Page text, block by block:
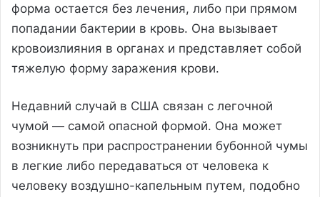
форма остается без лечения, либо при прямом
попадании бактерии в кровь. Она вызывает
кровоизлияния в органах и представляет собой
тяжелую форму заражения крови.
Недавний случай в США связан с легочной
чумой — самой опасной формой. Она может
возникнуть при распространении бубонной чумы
в легкие либо передаваться от человека к
человеку воздушно-капельным путем, подобно